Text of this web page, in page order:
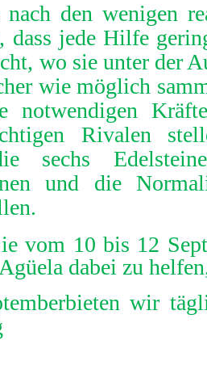
den wenigen
dass jede Hilfe
wo sie unter der
wie möglich
notwendigen
Rivalen
sechs Edelsteine
und die
vom 10 bis 12
dabei zu
bieten wir